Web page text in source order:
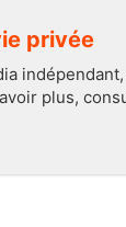
privée
plus,